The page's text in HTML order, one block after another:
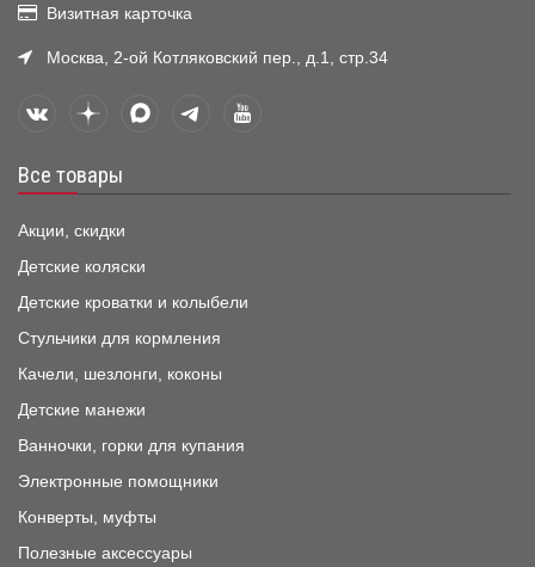
Визитная карточка
Москва, 2-ой Котляковский пер., д.1, стр.34
Все товары
Акции, скидки
Детские коляски
Детские кроватки и колыбели
Стульчики для кормления
Качели, шезлонги, коконы
Детские манежи
Ванночки, горки для купания
Электронные помощники
Конверты, муфты
Полезные аксессуары